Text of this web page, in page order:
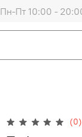
Пн-Пт 10:00 -
(0)